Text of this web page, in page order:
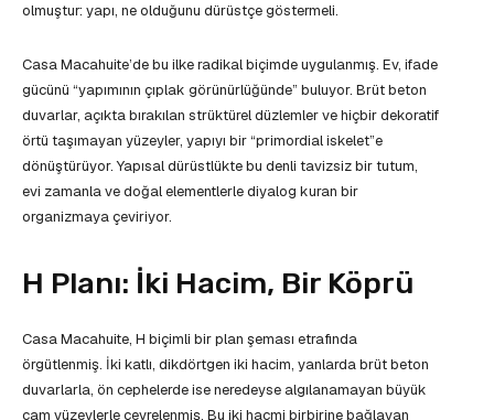
olmuştur: yapı, ne olduğunu dürüstçe göstermeli.
Casa Macahuite’de bu ilke radikal biçimde uygulanmış. Ev, ifade
gücünü “yapımının çıplak görünürlüğünde” buluyor. Brüt beton
duvarlar, açıkta bırakılan strüktürel düzlemler ve hiçbir dekoratif
örtü taşımayan yüzeyler, yapıyı bir “primordial iskelet”e
dönüştürüyor. Yapısal dürüstlükte bu denli tavizsiz bir tutum,
evi zamanla ve doğal elementlerle diyalog kuran bir
organizmaya çeviriyor.
H Planı: İki Hacim, Bir Köprü
Casa Macahuite, H biçimli bir plan şeması etrafında
örgütlenmiş. İki katlı, dikdörtgen iki hacim, yanlarda brüt beton
duvarlarla, ön cephelerde ise neredeyse algılanamayan büyük
cam yüzeylerle çevrelenmiş. Bu iki hacmi birbirine bağlayan